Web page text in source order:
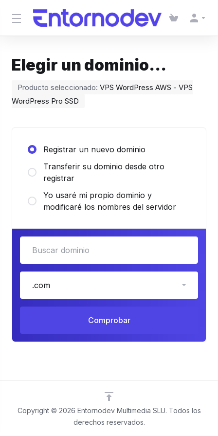
Elegir un dominio...
Producto seleccionado: VPS WordPress AWS - VPS
WordPress Pro SSD
Registrar un nuevo dominio
Transferir su dominio desde otro
registrar
Yo usaré mi propio dominio y
modificaré los nombres del servidor
.com
Comprobar
Copyright © 2026 Entornodev Multimedia SLU. Todos los
derechos reservados.